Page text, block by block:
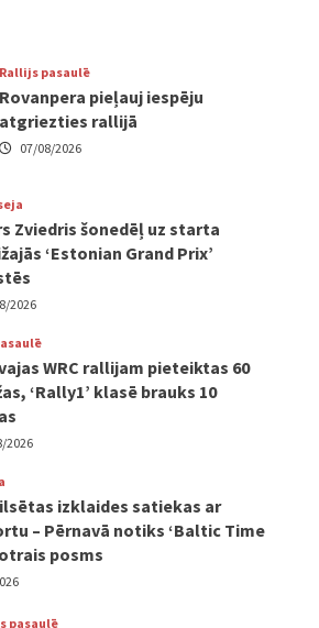
Rallijs pasaulē
Rovanpera pieļauj iespēju
atgriezties rallijā
07/08/2026
Zviedris šonedēļ uz starta
‘Estonian Grand Prix’
2026
WRC rallijam pieteiktas 60
‘Rally1’ klasē brauks 10
2026
izklaides satiekas ar
– Pērnavā notiks ‘Baltic Time
posms
pasaulē